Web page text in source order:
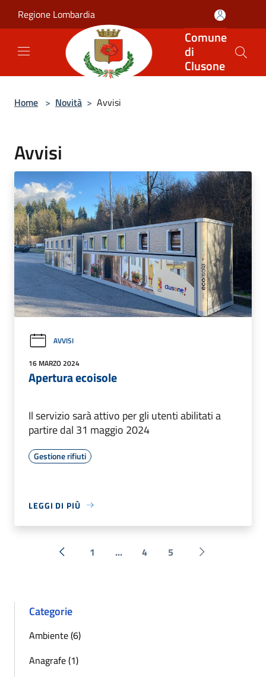
Regione Lombardia
Comune
di
Clusone
Home > Novità > Avvisi
Avvisi
AVVISI
16 MARZO 2024
Apertura ecoisole
Il servizio sarà attivo per gli utenti abilitati a
partire dal 31 maggio 2024
Gestione rifiuti
LEGGI DI PIÙ
« Precedente
1 ... 4 5 Successiva »
Categorie
Ambiente (6)
Anagrafe (1)